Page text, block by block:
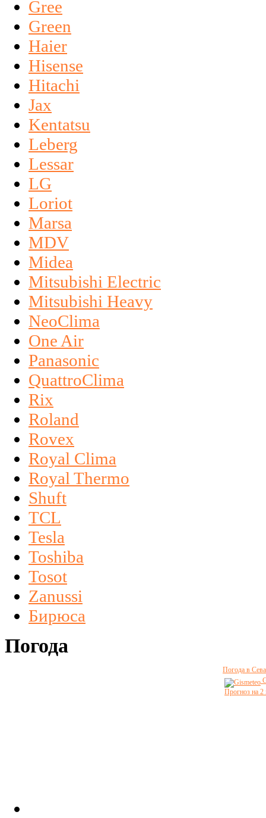
Gree
Green
Haier
Hisense
Hitachi
Jax
Kentatsu
Leberg
Lessar
LG
Loriot
Marsa
MDV
Midea
Mitsubishi Electric
Mitsubishi Heavy
NeoClima
One Air
Panasonic
QuattroClima
Rix
Roland
Rovex
Royal Clima
Royal Thermo
Shuft
TCL
Tesla
Toshiba
Tosot
Zanussi
Бирюса
Погода
Погода в
Прогноз на 2